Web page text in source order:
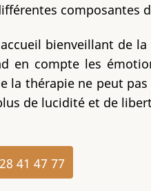
composantes
bienveillant de
en compte les
la thérapie ne peut
de lucidité et de
41 47 77